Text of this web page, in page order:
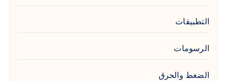
التطبيقات
الرسومات
الضغط والحرق